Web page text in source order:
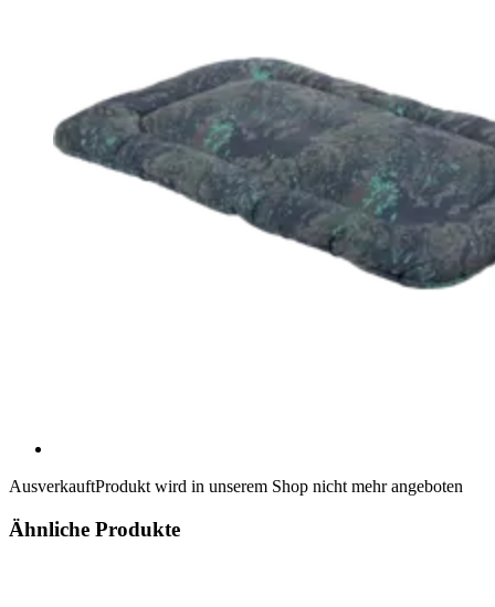
AusverkauftProdukt wird in unserem Shop nicht mehr angeboten
Ähnliche Produkte